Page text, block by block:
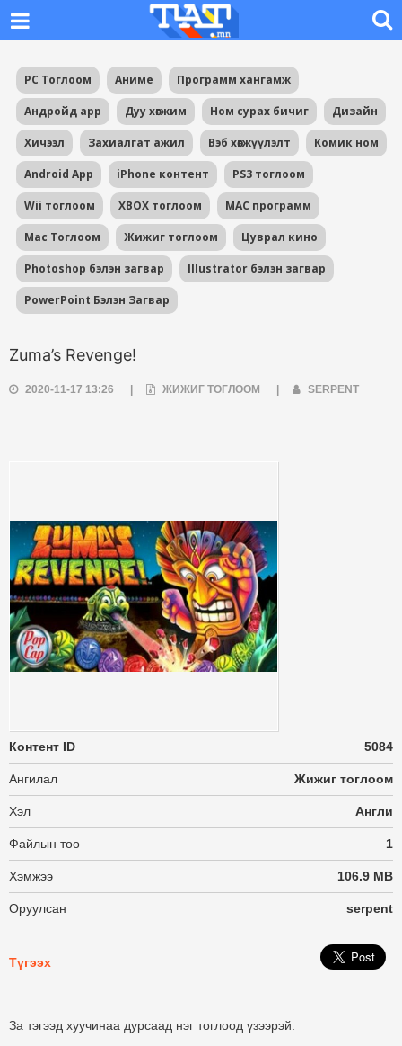
PC Тоглоом Аниме Программ хангамж
Андройд app Дуу хөгжим Ном сурах бичиг Дизайн
Хичээл Захиалгат ажил Вэб хөгжүүлэлт Комик ном
Android App iPhone контент PS3 тоглоом
Wii тоглоом XBOX тоглоом MAC программ
Mac Тоглоом Жижиг тоглоом Цуврал кино
Photoshop бэлэн загвар Illustrator бэлэн загвар
PowerPoint Бэлэн Загвар
Zuma’s Revenge!
2020-11-17 13:26 ЖИЖИГ ТОГЛООМ SERPENT
Контент ID 5084
Ангилал Жижиг тоглоом
Хэл Англи
Файлын тоо 1
Хэмжээ 106.9 MB
Оруулсан serpent
Түгээх
За тэгээд хуучинаа дурсаад нэг тоглоод үзээрэй.